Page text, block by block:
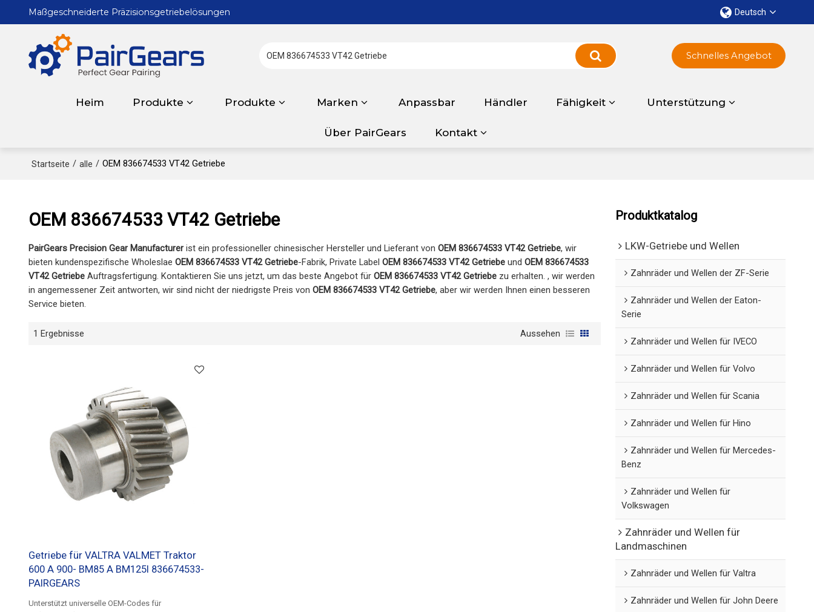
Maßgeschneiderte Präzisionsgetriebelösungen Deutsch
Heim Produkte Produkte Marken Anpassbar Händler Fähigkeit Unterstützung
Über PairGears Kontakt
Schnelles Angebot
Startseite / alle / OEM 836674533 VT42 Getriebe
OEM 836674533 VT42 Getriebe
PairGears Precision Gear Manufacturerist ein professioneller chinesischer Hersteller und Lieferant von OEM 836674533 VT42 Getriebe, wir
bieten kundenspezifische Wholeslae OEM 836674533 VT42 Getriebe-Fabrik, Private Label OEM 836674533 VT42 Getriebeund OEM 836674533
VT42 GetriebeAuftragsfertigung. Kontaktieren Sie uns jetzt, um das beste Angebot für OEM 836674533 VT42 Getriebezu erhalten. , wir werden
in angemessener Zeit antworten, wir sind nicht der niedrigste Preis von OEM 836674533 VT42 Getriebe, aber wir werden Ihnen einen besseren
Service bieten.
1 Ergebnisse Aussehen
Getriebe für VALTRA VALMET Traktor
600 A 900- BM85 A BM125I 836674533-
PAIRGEARS
Unterstützt universelle OEM-Codes für
Produktkatalog
LKW-Getriebe und Wellen
Zahnräder und Wellen der ZF-Serie
Zahnräder und Wellen der Eaton-
Serie
Zahnräder und Wellen für IVECO
Zahnräder und Wellen für Volvo
Zahnräder und Wellen für Scania
Zahnräder und Wellen für Hino
Zahnräder und Wellen für Mercedes-
Benz
Zahnräder und Wellen für
Volkswagen
Zahnräder und Wellen für
Landmaschinen
Zahnräder und Wellen für Valtra
Zahnräder und Wellen für John Deere